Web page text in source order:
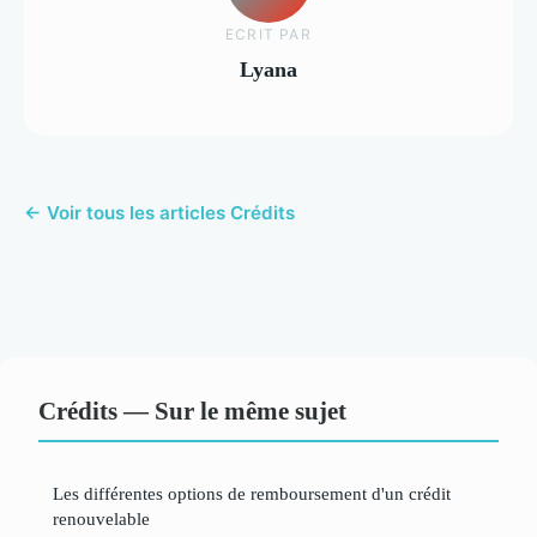
ECRIT PAR
Lyana
← Voir tous les articles Crédits
Crédits — Sur le même sujet
Les différentes options de remboursement d'un crédit
renouvelable